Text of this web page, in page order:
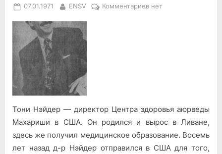
Posted
07.01.1971 By
ENSV Комментариевк
часа
в
сутки
счастливым,
нет
Тони Нэйдер — директор Центра здоровья аюрведы
Махариши в США. Он родился и вырос в Ливане,
здесь же получил медицинское образование. Восемь
лет назад д-р Нэйдер отправился в США для того,